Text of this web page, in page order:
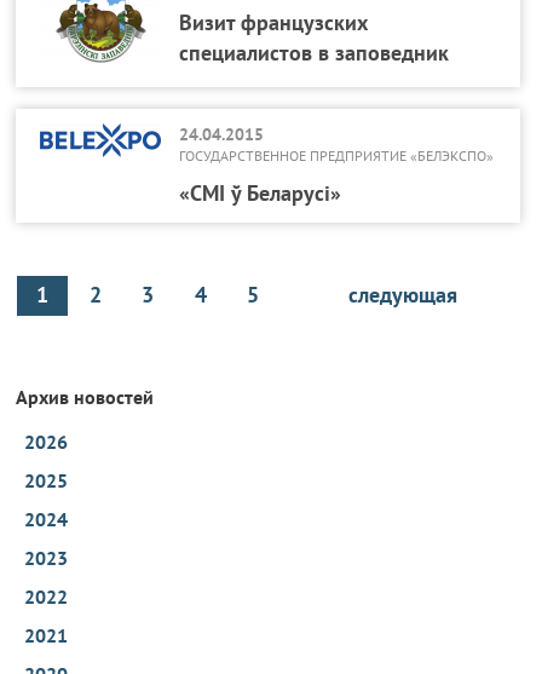
Визит французских
специалистов в заповедник
24.04.2015
ГОСУДАРСТВЕННОЕ ПРЕДПРИЯТИЕ «БЕЛЭКСПО»
«СМІ ў Беларусі»
1 2 3 4 5 следующая
Архив новостей
2026
2025
2024
2023
2022
2021